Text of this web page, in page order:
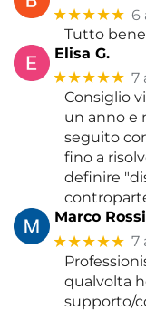
★★★★★ 6
Tutto bene
Elisa G.
★★★★★ 7
Consiglio
un anno e
seguito
fino a
definire
Marco Rossi
★★★★★ 7
qualvolta
supporto/